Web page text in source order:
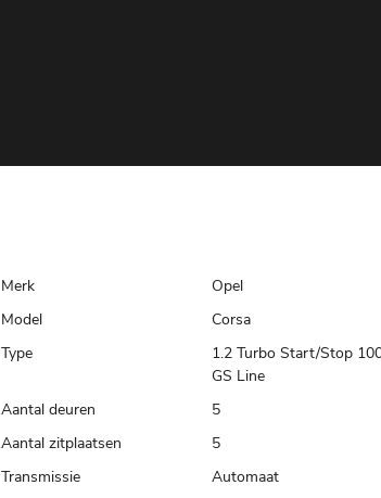
Merk
Opel
Model
Corsa
Type
1.2 Turbo Start/Stop
GS Line
Aantal deuren
5
Aantal zitplaatsen
5
Transmissie
Automaat